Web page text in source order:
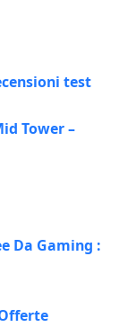
test
Tower –
Da Gaming :